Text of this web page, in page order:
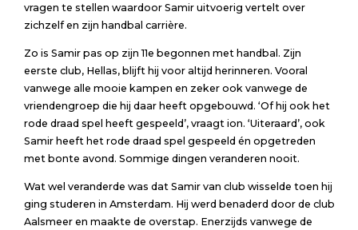
vragen te stellen waardoor Samir uitvoerig vertelt over
zichzelf en zijn handbal carrière.
Zo is Samir pas op zijn 11e begonnen met handbal. Zijn
eerste club, Hellas, blijft hij voor altijd herinneren. Vooral
vanwege alle mooie kampen en zeker ook vanwege de
vriendengroep die hij daar heeft opgebouwd. ‘Of hij ook het
rode draad spel heeft gespeeld’, vraagt ion. ‘Uiteraard’, ook
Samir heeft het rode draad spel gespeeld én opgetreden
met bonte avond. Sommige dingen veranderen nooit.
Wat wel veranderde was dat Samir van club wisselde toen hij
ging studeren in Amsterdam. Hij werd benaderd door de club
Aalsmeer en maakte de overstap. Enerzijds vanwege de